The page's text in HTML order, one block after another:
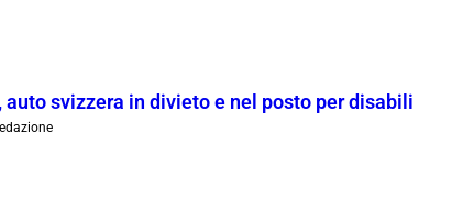
auto svizzera in divieto e nel posto per disabili